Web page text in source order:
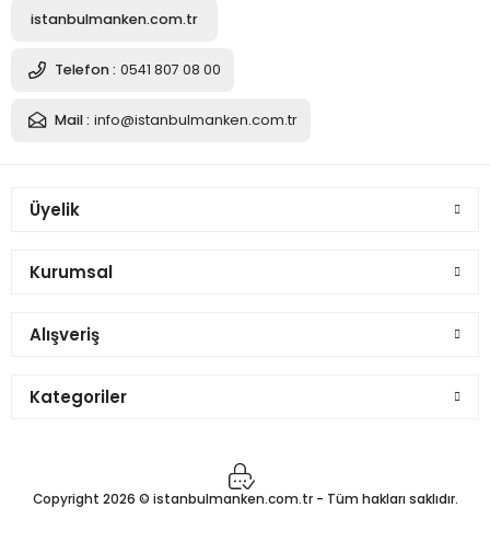
Pantolon Giyebilen Terzi Mankeni Vitrin Mankeni
Pantolon Giyebilen Terzi Mankeni Vitrin Mankeni
istanbulmanken.com.tr
Telefon : 0541 807 08 00
Mail : info@istanbulmanken.com.tr
Üyelik
Kurumsal
Alışveriş
Kategoriler
Copyright 2026 © istanbulmanken.com.tr - Tüm hakları saklıdır.